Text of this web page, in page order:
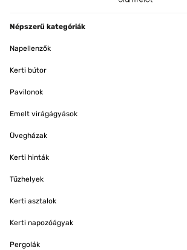
Népszerű kategóriák
Napellenzők
Kerti bútor
Pavilonok
Emelt virágágyások
Üvegházak
Kerti hinták
Tűzhelyek
Kerti asztalok
Kerti napozóágyak
Pergolák